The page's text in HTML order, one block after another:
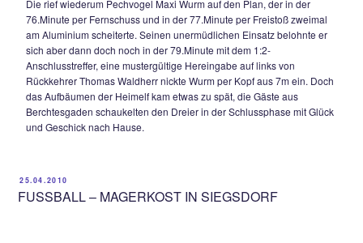
1:2 gegen TSV Berchtesgaden – Maxi Wurm
dreimal Aluminium.
Eine bittere und vermeidbare Heimniederlage musste die
am 23.Spieltag der Kreisklasse IV hinnehmen und wartet
2010 weiterhin auf einen Heimdreier. Bereits in der
dem TSV Siegsdorf die kalte Dusche. Die Gäste kamen
und köpfte aus 6m per Aufsetzer zum 0:1 ein.